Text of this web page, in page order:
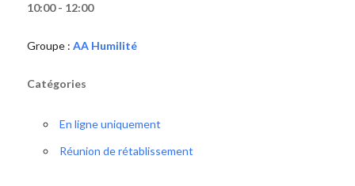
10:00 - 12:00
Groupe : AA Humilité
Catégories
En ligne uniquement
Réunion de rétablissement